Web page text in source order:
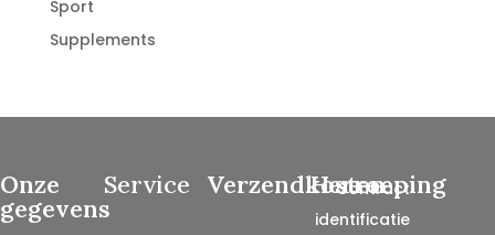
Sport
Supplements
Onze
gegevens
Service Verzendkosten
Herroeping
Contract
identificatie